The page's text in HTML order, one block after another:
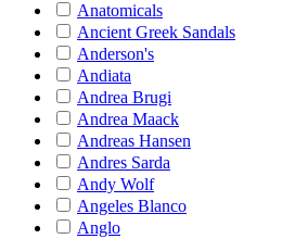
Anatomicals
Ancient Greek Sandals
Anderson's
Andiata
Andrea Brugi
Andrea Maack
Andreas Hansen
Andres Sarda
Andy Wolf
Angeles Blanco
Anglo